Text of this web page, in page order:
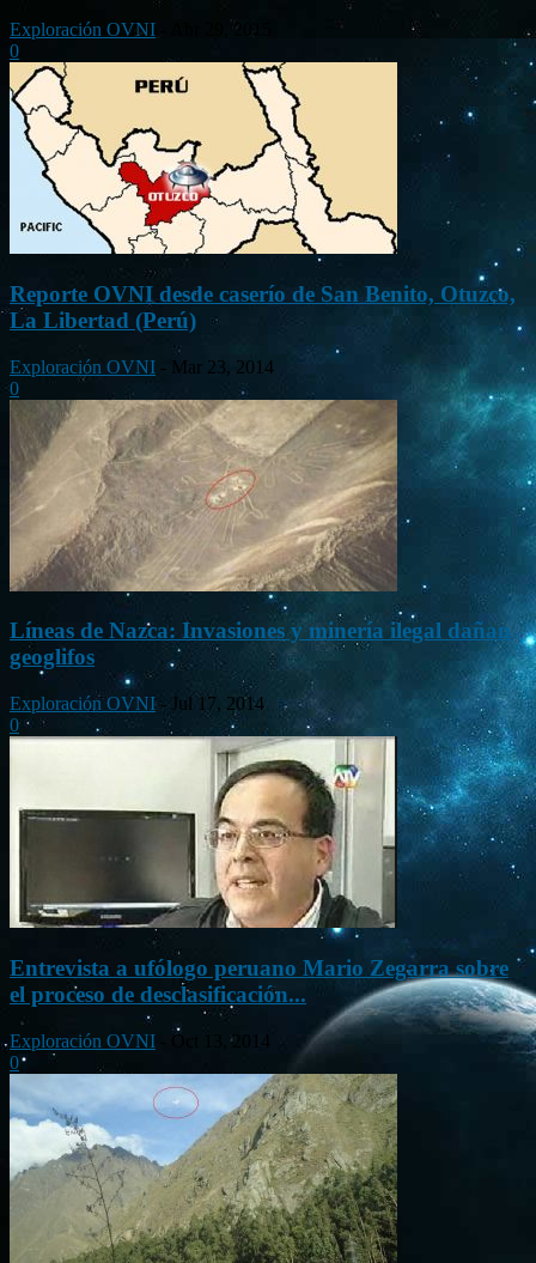
Exploración OVNI
Abr 29, 2015
0
Reporte OVNI desde caserío de San Benito, Otuzco,
La Libertad (Perú)
Exploración OVNI - Mar 23, 2014
0
Líneas de Nazca: Invasiones y minería ilegal dañan
geoglifos
Exploración OVNI - Jul 17, 2014
0
Entrevista a ufólogo peruano Mario Zegarra sobre
el proceso de desclasificación...
Exploración OVNI
Oct 13, 2014
0